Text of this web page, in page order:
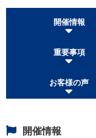
開催情報
重要事項
お客様の声
開催情報